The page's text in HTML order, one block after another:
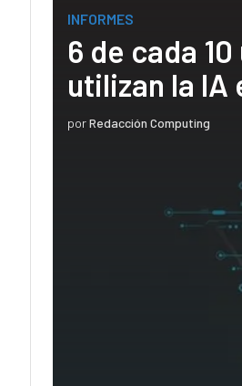
INFORMES
6 de cada
utilizan la IA
porRedacción Computing